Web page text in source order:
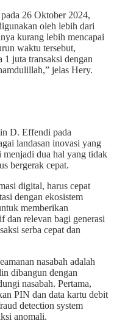
26 Oktober 2024,
oleh lebih dari
kurang lebih mencapai
waktu tersebut,
juta transaksi dengan
jelas Hery.
D. Effendi pada
landasan inovasi yang
menjadi dua hal yang tidak
bergerak cepat.
digital, harus cepat
dengan ekosistem
memberikan
dan relevan bagi generasi
serba cepat dan
nasabah adalah
dibangun dengan
nasabah. Pertama,
PIN dan data kartu debit
detection system
anomali.